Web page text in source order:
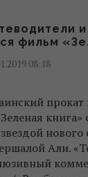
фильм
08:18
книга»
нового
Али.